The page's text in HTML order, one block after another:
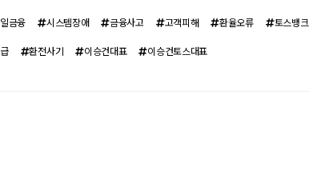
금융 시스템장애 금융사고 고객피해 환율오류 토스뱅크
환전사기 이승건대표 이승건토스대표